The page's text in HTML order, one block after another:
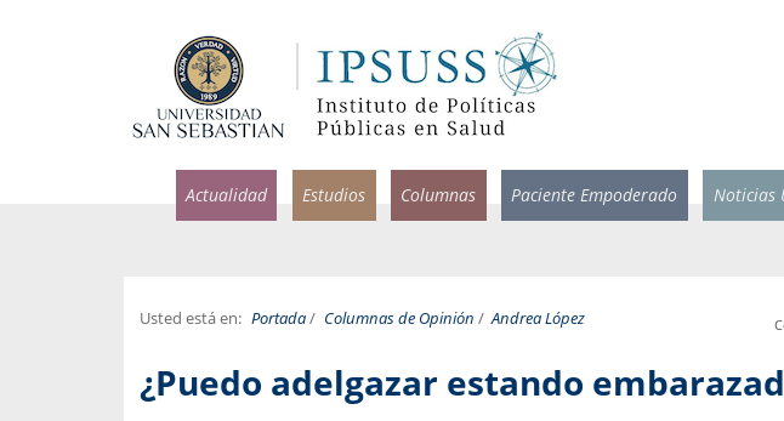
Actualidad Estudios Columnas Paciente Empoderado Noticias
Usted está en: Portada/ Columnas de Opinión / Andrea López
¿Puedo adelgazar estando
Facultad de Medicina USS.
Infectólogo y profesor asistente de